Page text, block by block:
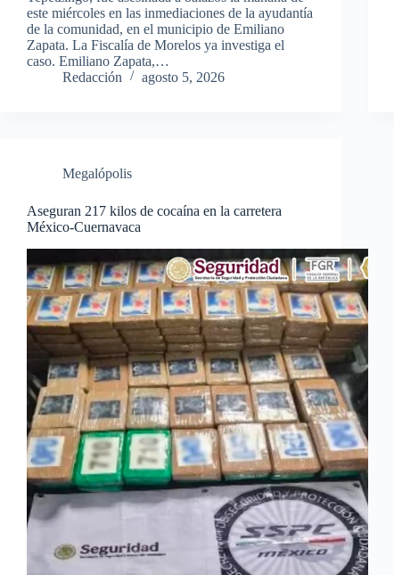
este miércoles en las inmediaciones de la ayudantía
de la comunidad, en el municipio de Emiliano
Zapata. La Fiscalía de Morelos ya investiga el
caso. Emiliano Zapata,…
Redacción
agosto 5, 2026
Megalópolis
Aseguran 217 kilos de cocaína en la carretera
México-Cuernavaca